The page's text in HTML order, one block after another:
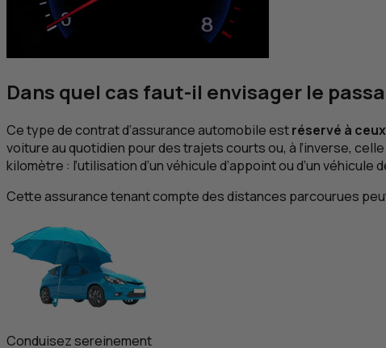
Dans quel cas faut-il envisager le
Ce type de contrat d’assurance automobile estréservé à
voiture au quotidien pour des trajets courts ou, à l’inverse,
kilomètre : l’utilisation d’un véhicule d’appoint ou d’un
Cette assurance tenant compte des distances parcourues
Conduisez sereinement